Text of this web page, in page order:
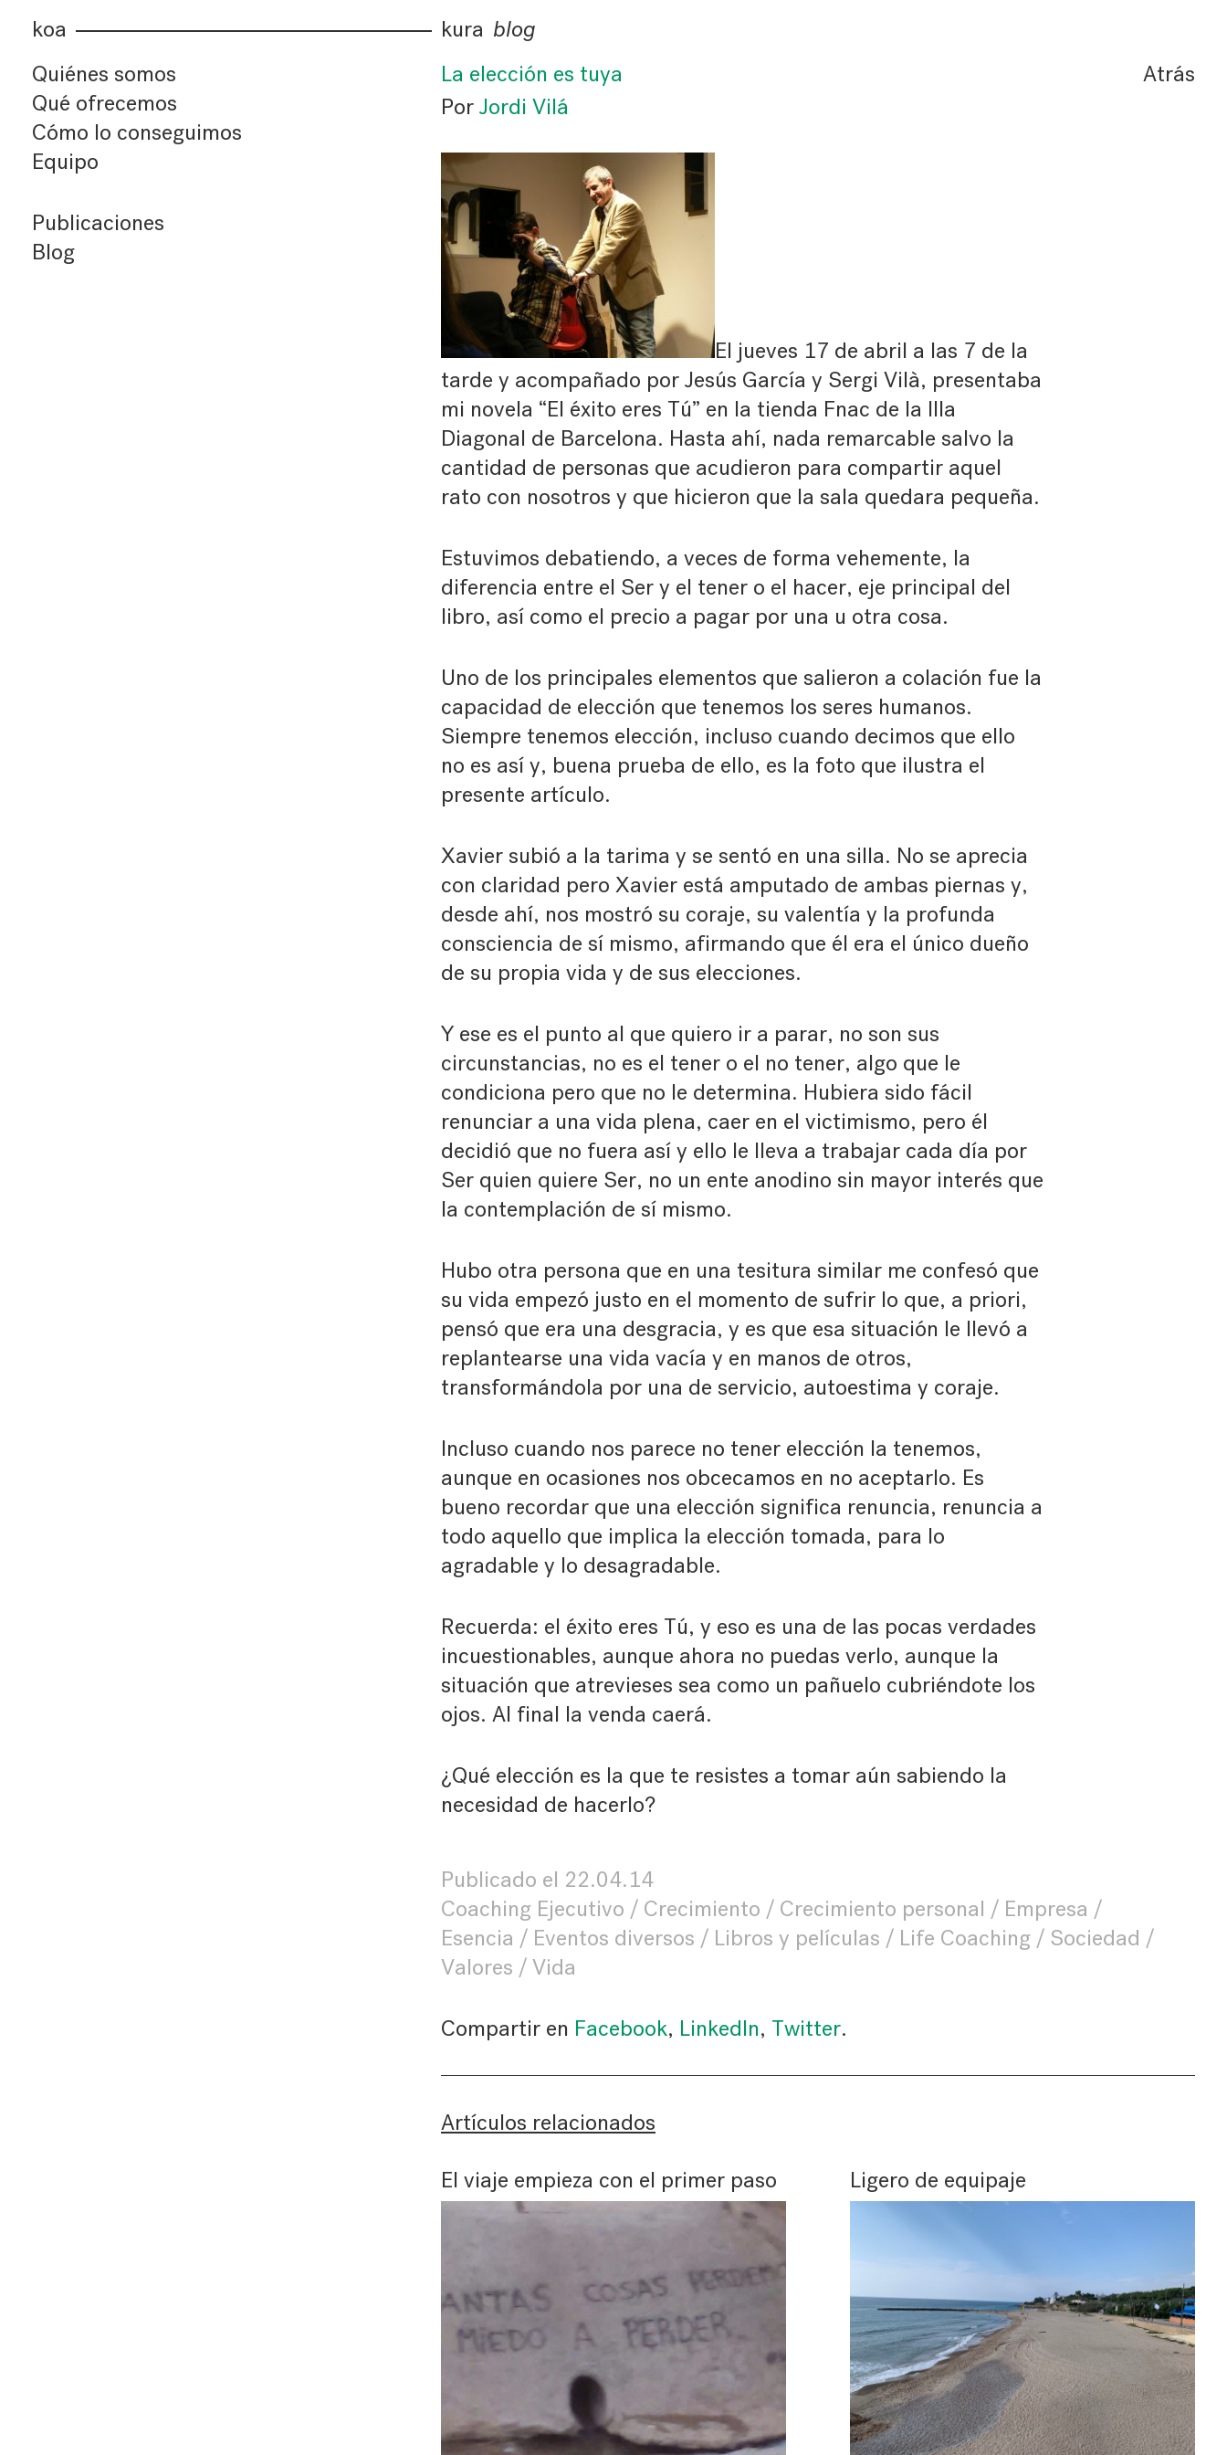
koa kura blog
Quiénes somos
Qué ofrecemos
Cómo lo conseguimos
Equipo
Publicaciones
Blog
La elección es tuya
Atrás
Por Jordi Vilá
El jueves 17 de abril a las 7 de la
tarde y acompañado por Jesús García y Sergi Vilà, presentaba
mi novela “El éxito eres Tú” en la tienda Fnac de la Illa
Diagonal de Barcelona. Hasta ahí, nada remarcable salvo la
cantidad de personas que acudieron para compartir aquel
rato con nosotros y que hicieron que la sala quedara pequeña.
Estuvimos debatiendo, a veces de forma vehemente, la
diferencia entre el Ser y el tener o el hacer, eje principal del
libro, así como el precio a pagar por una u otra cosa.
Uno de los principales elementos que salieron a colación fue la
capacidad de elección que tenemos los seres humanos.
Siempre tenemos elección, incluso cuando decimos que ello
no es así y, buena prueba de ello, es la foto que ilustra el
presente artículo.
Xavier subió a la tarima y se sentó en una silla. No se aprecia
con claridad pero Xavier está amputado de ambas piernas y,
desde ahí, nos mostró su coraje, su valentía y la profunda
consciencia de sí mismo, afirmando que él era el único dueño
de su propia vida y de sus elecciones.
Y ese es el punto al que quiero ir a parar, no son sus
circunstancias, no es el tener o el no tener, algo que le
condiciona pero que no le determina. Hubiera sido fácil
renunciar a una vida plena, caer en el victimismo, pero él
decidió que no fuera así y ello le lleva a trabajar cada día por
Ser quien quiere Ser, no un ente anodino sin mayor interés que
la contemplación de sí mismo.
Hubo otra persona que en una tesitura similar me confesó que
su vida empezó justo en el momento de sufrir lo que, a priori,
pensó que era una desgracia, y es que esa situación le llevó a
replantearse una vida vacía y en manos de otros,
transformándola por una de servicio, autoestima y coraje.
Incluso cuando nos parece no tener elección la tenemos,
aunque en ocasiones nos obcecamos en no aceptarlo. Es
bueno recordar que una elección significa renuncia, renuncia a
todo aquello que implica la elección tomada, para lo
agradable y lo desagradable.
Recuerda: el éxito eres Tú, y eso es una de las pocas verdades
incuestionables, aunque ahora no puedas verlo, aunque la
situación que atrevieses sea como un pañuelo cubriéndote los
ojos. Al final la venda caerá.
¿Qué elección es la que te resistes a tomar aún sabiendo la
necesidad de hacerlo?
Publicado el 22.04.14
Coaching Ejecutivo
Crecimiento Crecimiento personal
Empresa
Esencia
Eventos diversos Libros y películas Life Coaching
Sociedad
Valores
Vida
Compartir en Facebook, LinkedIn, Twitter.
Artículos relacionados
El viaje empieza con el primer paso Ligero de equipaje